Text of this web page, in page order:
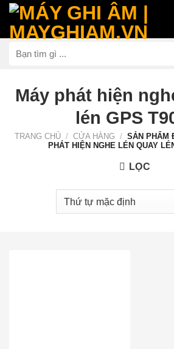
Bỏ
nội
dung
Máy phát hiện
lén GPS
TRANG CHỦ / CỬA HÀNG / SẢN PHẨM
PHÁT HIỆN NGHE LÉN QUAY
LỌC